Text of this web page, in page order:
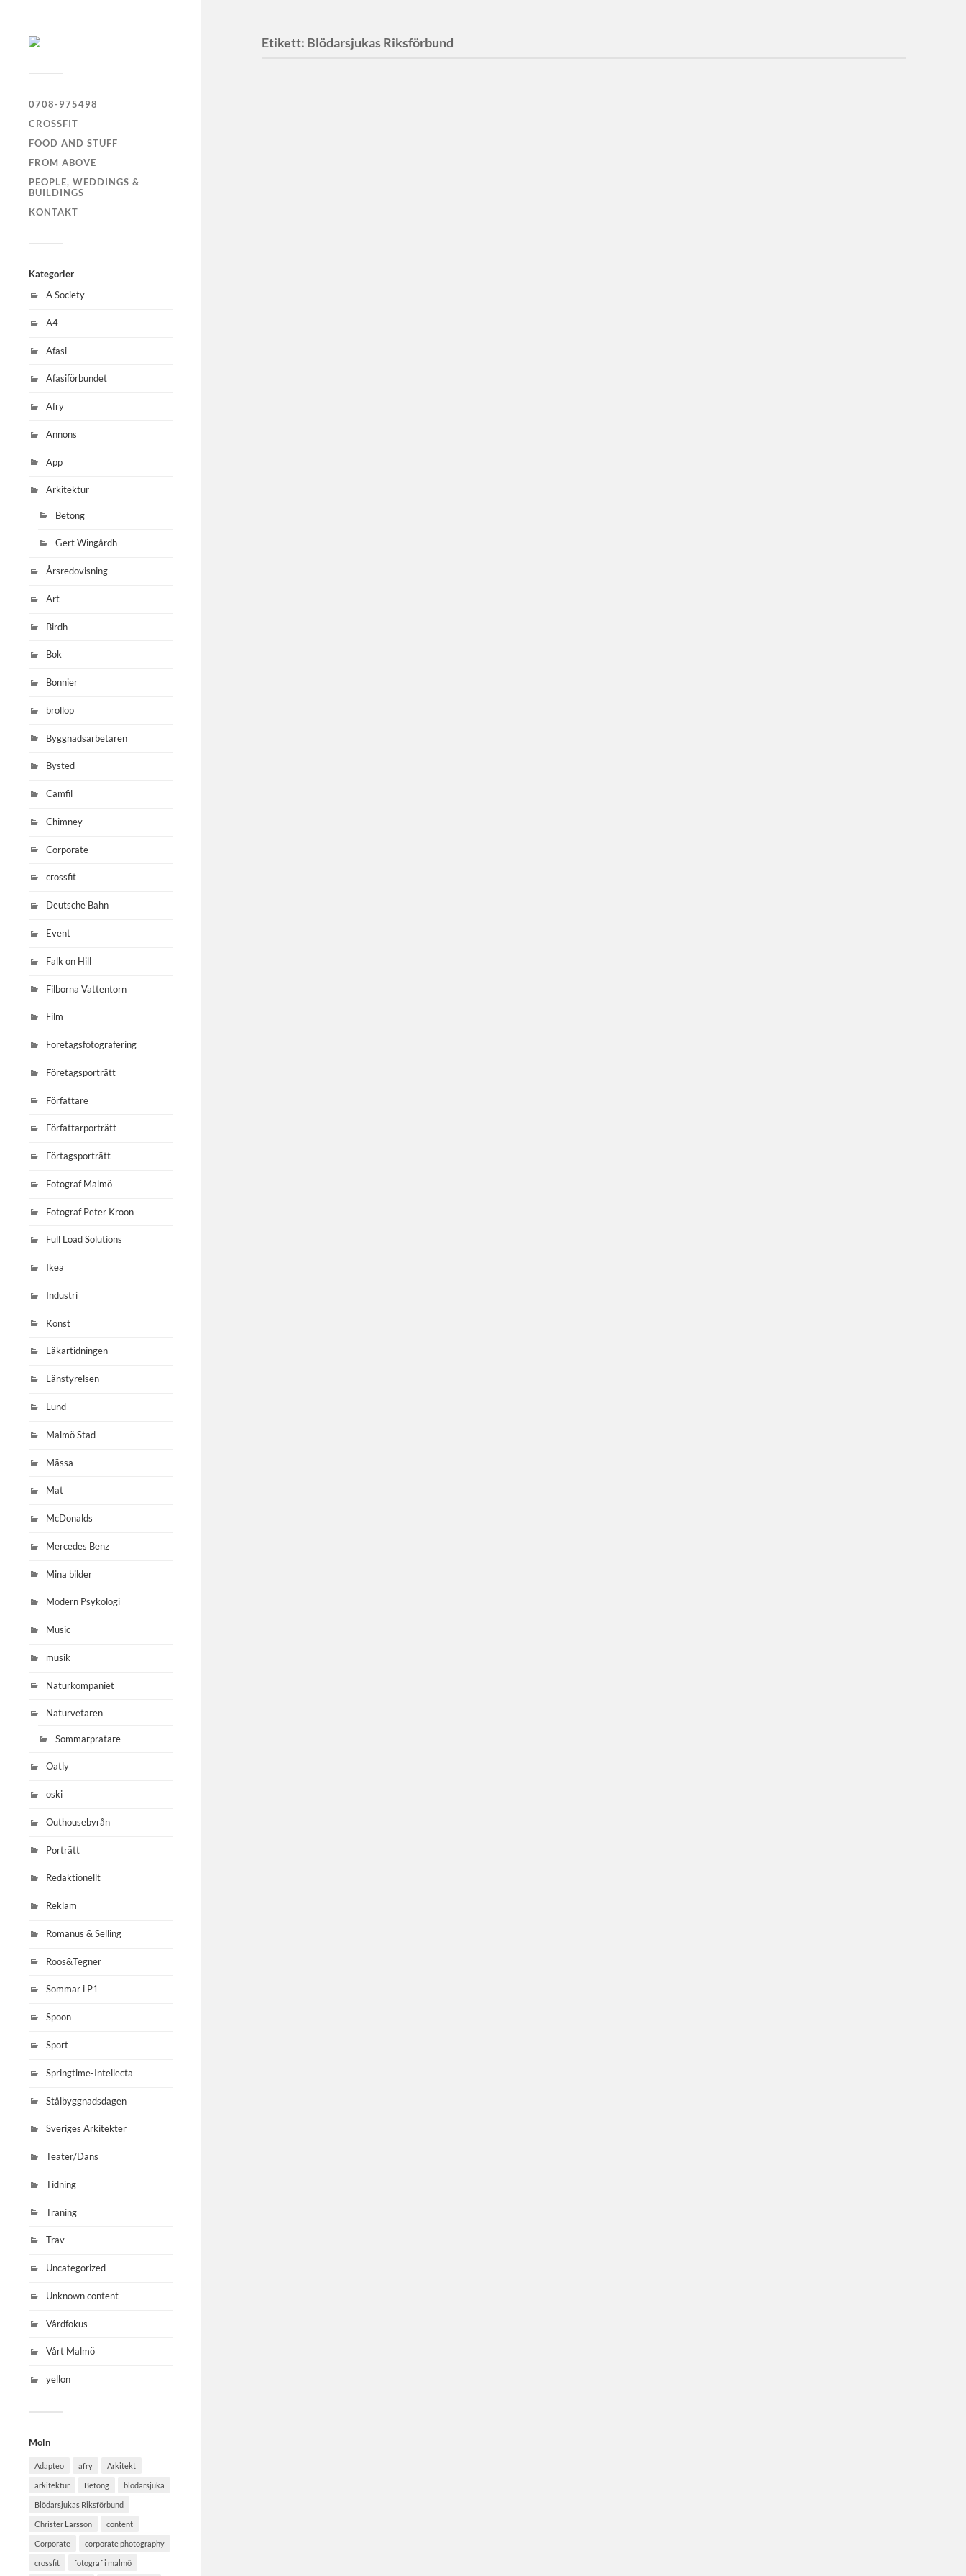
0708-975498
CROSSFIT
FOOD AND STUFF
FROM ABOVE
PEOPLE, WEDDINGS &
BUILDINGS
KONTAKT
Kategorier
A Society
A4
Afasi
Afasiförbundet
Afry
Annons
App
Arkitektur
Betong
Gert Wingårdh
Årsredovisning
Art
Birdh
Bok
Bonnier
bröllop
Byggnadsarbetaren
Bysted
Camfil
Chimney
Corporate
crossfit
Deutsche Bahn
Event
Falk on Hill
Filborna Vattentorn
Film
Företagsfotografering
Företagsporträtt
Författare
Författarporträtt
Förtagsporträtt
Fotograf Malmö
Fotograf Peter Kroon
Full Load Solutions
Ikea
Industri
Konst
Läkartidningen
Länstyrelsen
Lund
Malmö Stad
Mässa
Mat
McDonalds
Mercedes Benz
Mina bilder
Modern Psykologi
Music
musik
Naturkompaniet
Naturvetaren
Sommarpratare
Oatly
oski
Outhousebyrån
Porträtt
Redaktionellt
Reklam
Romanus & Selling
Roos&Tegner
Sommar i P1
Spoon
Sport
Springtime-Intellecta
Stålbyggnadsdagen
Sveriges Arkitekter
Teater/Dans
Tidning
Träning
Trav
Uncategorized
Unknown content
Vårdfokus
Vårt Malmö
yellon
Moln
Adapteo afry Arkitekt
arkitektur Betong blödarsjuka
Blödarsjukas Riksförbund
Christer Larsson content
Corporate corporate photography
crossfit fotograf i malmö
Etikett: Blödarsjukas Riksförbund